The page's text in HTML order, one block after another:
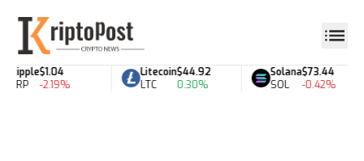
Ripple
XRP
$1.04
-2.19%
Litecoin
LTC
$44.92
0.30%
Solana
SOL
$73.44
-0.42%